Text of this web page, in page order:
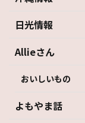
日光情報
Allieさん
おいしいもの
よもやま話